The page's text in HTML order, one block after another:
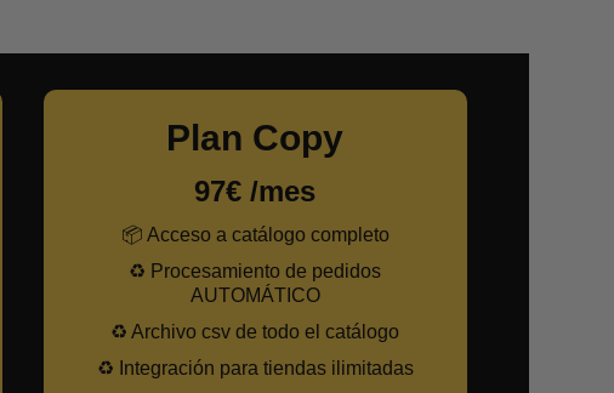
Plan Copy
97€ /mes
📦 Acceso a catálogo completo
♻️ Procesamiento de pedidos
AUTOMÁTICO
♻️ Archivo csv de todo el catálogo
♻️ Integración para tiendas ilimitadas